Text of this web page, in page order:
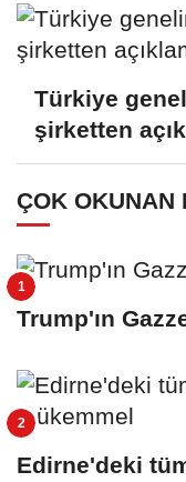
Türkiye
şirketten
ÇOK OKUNAN
Trump'ın
Edirne'deki